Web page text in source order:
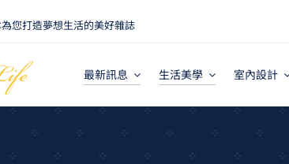
您打造夢想生活的美好雜誌
最新訊息 生活美學 室內設計